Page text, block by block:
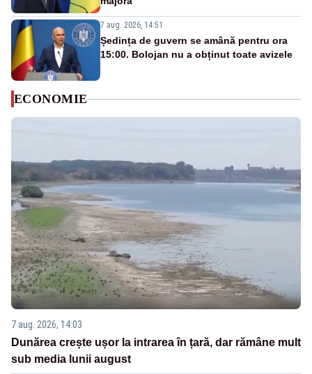
7 aug. 2026, 14:51
Ședința de guvern se amână pentru ora
15:00. Bolojan nu a obținut toate avizele
ECONOMIE
7 aug. 2026, 14:03
Dunărea crește ușor la intrarea în țară, dar rămâne mult
sub media lunii august